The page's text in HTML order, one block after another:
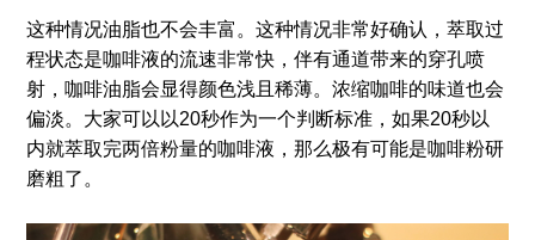
这种情况油脂也不会丰富。这种情况非常好确认，萃取过
程状态是咖啡液的流速非常快，伴有通道带来的穿孔喷
射，咖啡油脂会显得颜色浅且稀薄。浓缩咖啡的味道也会
偏淡。大家可以以20秒作为一个判断标准，如果20秒以
内就萃取完两倍粉量的咖啡液，那么极有可能是咖啡粉研
磨粗了。